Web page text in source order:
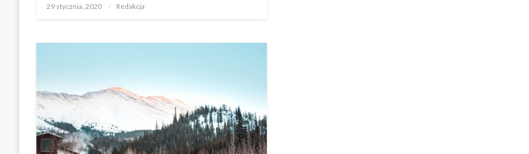
Opublikowane
29 stycznia, 2020 Redakcja